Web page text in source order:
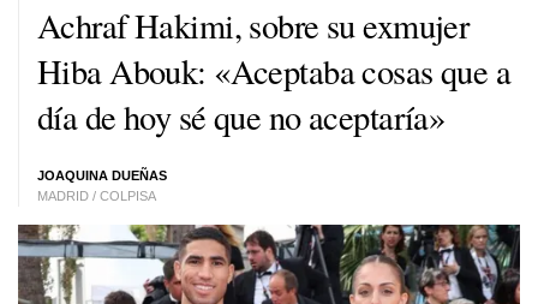
Achraf Hakimi, sobre su exmujer
Hiba Abouk: «Aceptaba cosas que a
día de hoy sé que no aceptaría»
JOAQUINA DUEÑAS
MADRID / COLPISA